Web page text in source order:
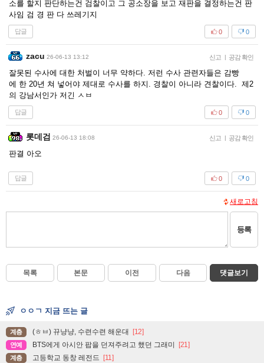
소를 할지 판단하는건 검찰이고 그 공소장을 보고 재판을 결정하는건 판
사임 검 경 판 다 쓰레기지
답글 0
0
zacu 26-06-13 13:12 신고 | 공감 확인
잘못된 수사에 대한 처벌이 너무 약하다. 저런 수사 관련자들은 감빵
에 한 20년 쳐 넣어야 제대로 수사를 하지. 경찰이 아니라 견찰이다. 제2
의 강남서인가 저긴 ㅅㅂ
답글 0
0
롯데검 26-06-13 18:08 신고 | 공감 확인
판결 아오
답글 0
0
새로고침
등록
목록 본문 이전 다음 댓글보기
ㅇㅇㄱ 지금 뜨는 글
계층 (ㅎㅂ) 뀨냥냥, 수련수련 해운대 [12]
연예 BTS에게 아시안 팝을 던져주려고 했던 그래미 [21]
계층 고등학교 동창 레전드 [11]